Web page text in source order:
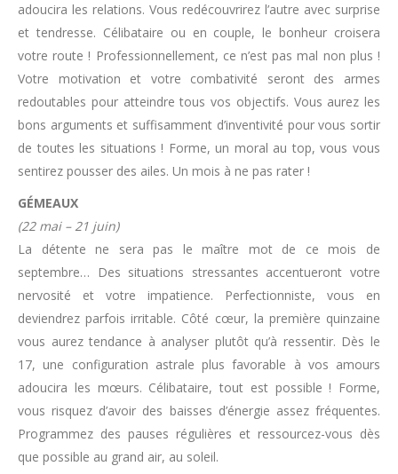
adoucira les relations. Vous redécouvrirez l’autre avec surprise
et tendresse. Célibataire ou en couple, le bonheur croisera
votre route ! Professionnellement, ce n’est pas mal non plus !
Votre motivation et votre combativité seront des armes
redoutables pour atteindre tous vos objectifs. Vous aurez les
bons arguments et suffisamment d’inventivité pour vous sortir
de toutes les situations ! Forme, un moral au top, vous vous
sentirez pousser des ailes. Un mois à ne pas rater !
GÉMEAUX
(22 mai – 21 juin)
La détente ne sera pas le maître mot de ce mois de
septembre… Des situations stressantes accentueront votre
nervosité et votre impatience. Perfectionniste, vous en
deviendrez parfois irritable. Côté cœur, la première quinzaine
vous aurez tendance à analyser plutôt qu’à ressentir. Dès le
17, une configuration astrale plus favorable à vos amours
adoucira les mœurs. Célibataire, tout est possible ! Forme,
vous risquez d’avoir des baisses d’énergie assez fréquentes.
Programmez des pauses régulières et ressourcez-vous dès
que possible au grand air, au soleil.